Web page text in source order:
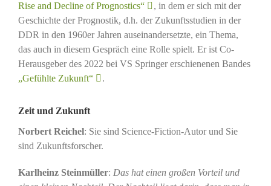
Rise and Decline of Prognostics“
, in dem er sich mit der
Geschichte der Prognostik, d.h. der Zukunftsstudien in der
DDR in den 1960er Jahren auseinandersetzte, ein Thema,
das auch in diesem Gespräch eine Rolle spielt. Er ist Co-
Herausgeber des 2022 bei VS Springer erschienenen Bandes
„Gefühlte Zukunft“
.
Zeit und Zukunft
Norbert Reichel: Sie sind Science-Fiction-Autor und Sie
sind Zukunftsforscher.
Karlheinz Steinmüller: Das hat einen großen Vorteil und